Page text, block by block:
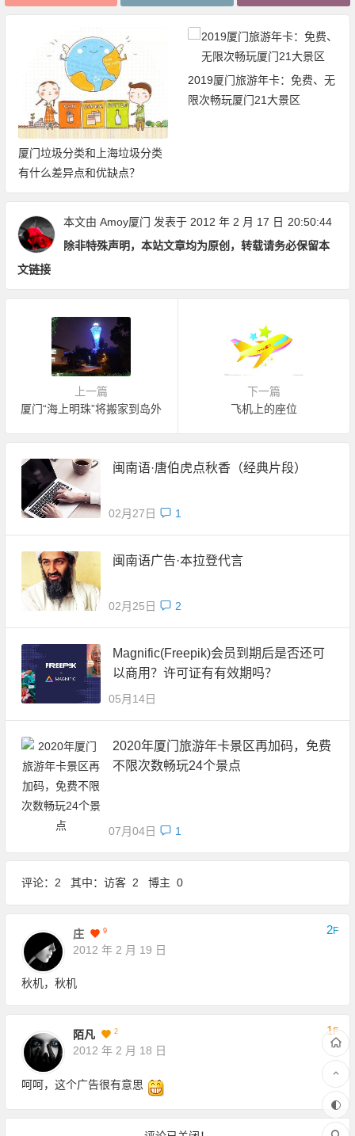
厦门垃圾分类和上海垃圾分类
有什么差异点和优缺点？
2019厦门旅游年卡：免费、无
限次畅玩厦门21大景区
本文由 Amoy厦门 发表于 2012 年 2 月 17 日 20:50:44
除非特殊声明，本站文章均为原创，转载请务必保留本
文链接
上一篇
厦门“海上明珠”将搬家到岛外
下一篇
飞机上的座位
闽南语·唐伯虎点秋香（经典片段）
02月27日 1
闽南语广告·本拉登代言
02月25日 2
Magnific(Freepik)会员到期后是否还可
以商用？许可证有有效期吗？
05月14日
2020年厦门旅游年卡景区再加码，免费
不限次数畅玩24个景点
07月04日 1
评论：2 其中：访客 2 博主 0
庄 9
2012 年 2 月 19 日
2F
秋机，秋机
陌凡 2
2012 年 2 月 18 日
1F
呵呵，这个广告很有意思